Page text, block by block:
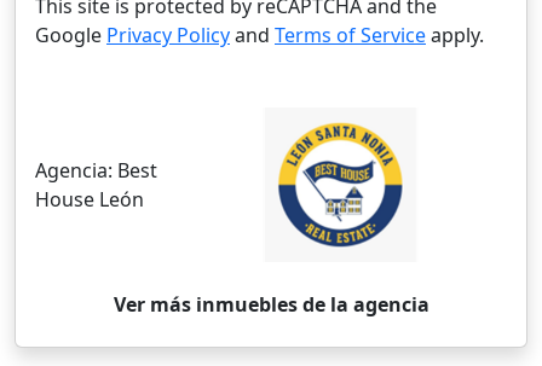
This site is protected by reCAPTCHA and the
Google Privacy Policyand Terms of Serviceapply.
Agencia: Best
House León
Ver más inmuebles de la agencia